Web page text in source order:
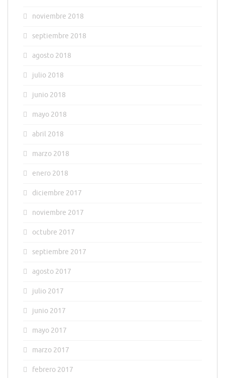
noviembre 2018
septiembre 2018
agosto 2018
julio 2018
junio 2018
mayo 2018
abril 2018
marzo 2018
enero 2018
diciembre 2017
noviembre 2017
octubre 2017
septiembre 2017
agosto 2017
julio 2017
junio 2017
mayo 2017
marzo 2017
febrero 2017